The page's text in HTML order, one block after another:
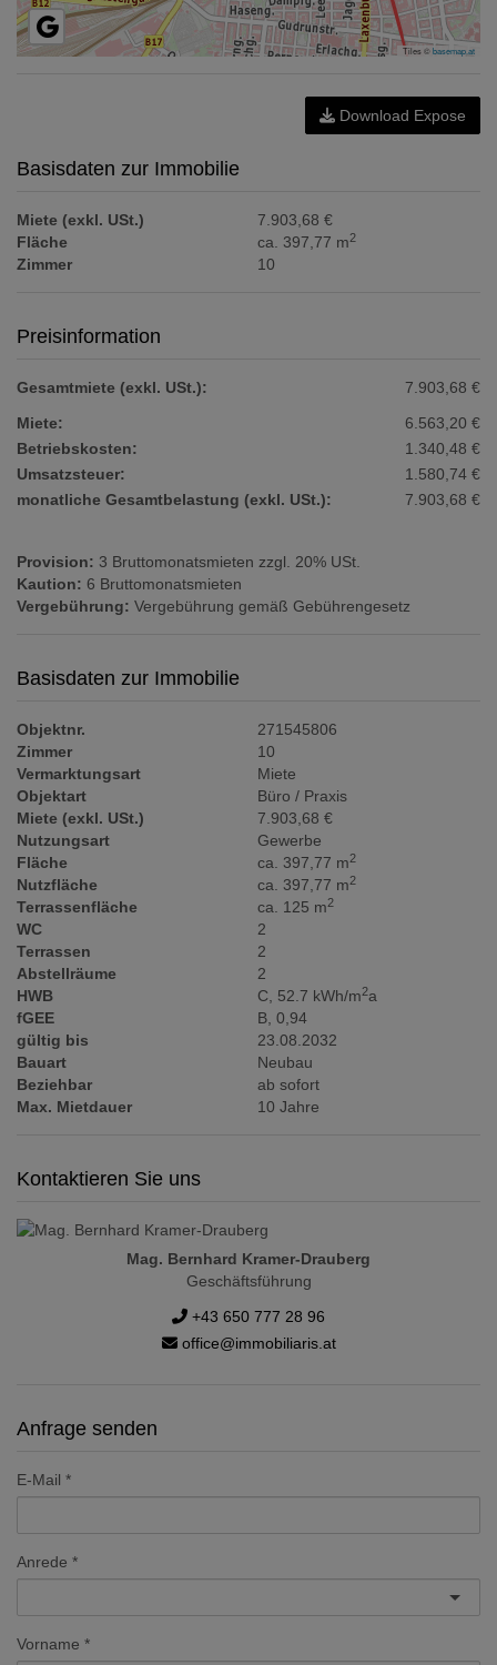
Tiles ©basemap.at
Download Expose
Basisdaten zur Immobilie
Miete (exkl. USt.)
7.903,68 €
Fläche
ca. 397,77 m2
Zimmer 10
Preisinformation
Gesamtmiete (exkl. USt.):
7.903,68 €
Miete:
6.563,20 €
Betriebskosten:
1.340,48 €
Umsatzsteuer:
1.580,74 €
monatliche Gesamtbelastung (exkl. USt.):
7.903,68 €
Provision: 3 Bruttomonatsmieten zzgl. 20% USt.
Kaution: 6 Bruttomonatsmieten
Vergebührung: Vergebührung gemäß Gebührengesetz
Basisdaten zur Immobilie
Objektnr.
271545806
Zimmer
10
Vermarktungsart
Miete
Objektart
Büro / Praxis
Miete (exkl. USt.)
7.903,68 €
Nutzungsart
Gewerbe
Fläche
ca. 397,77 m2
Nutzfläche ca. 397,77 m2
Terrassenfläche ca. 125 m2
WC
2
Terrassen
2
Abstellräume
2
HWB
C, 52.7 kWh/m2a
fGEE
B, 0,94
gültig bis
23.08.2032
Bauart
Neubau
Beziehbar
ab sofort
Max. Mietdauer
10 Jahre
Kontaktieren Sie uns
Mag. Bernhard Kramer-Drauberg
Geschäftsführung
+43 650 777 28 96
office@immobiliaris.at
Anfrage senden
E-Mail
Anrede
Vorname